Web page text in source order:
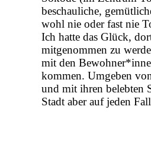
beschauliche,
wohl nie oder fast nie
Ich hatte das Glück,
mitgenommen zu
mit den
kommen. Umgeben
und mit ihren belebten
Stadt aber auf jeden